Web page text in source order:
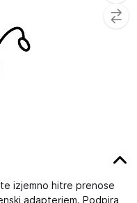
izjemno hitre prenose
adapterjem. Podpira